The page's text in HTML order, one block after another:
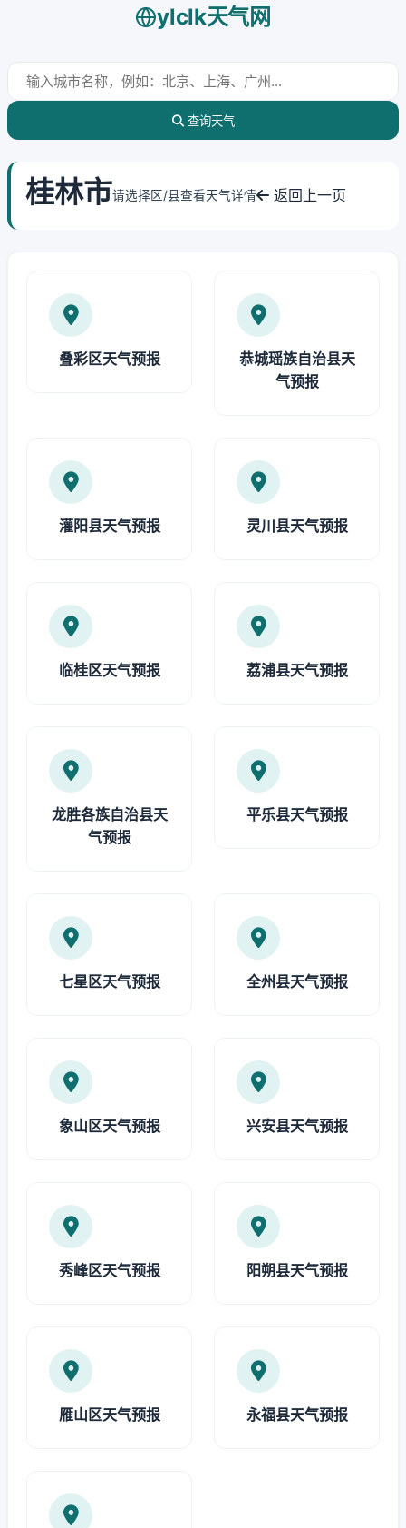
ylclk天气网
查询天气
桂林市请选择区/县查看天气详情 返回上一页
叠彩区天气预报
恭城瑶族自治县天
气预报
灌阳县天气预报 灵川县天气预报
临桂区天气预报 荔浦县天气预报
龙胜各族自治县天
气预报
平乐县天气预报
七星区天气预报 全州县天气预报
象山区天气预报 兴安县天气预报
秀峰区天气预报 阳朔县天气预报
雁山区天气预报 永福县天气预报